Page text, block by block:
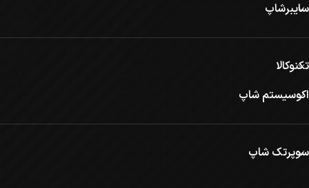
سایبرشاپ
تکنوکالا
اکوسیستم شاپ
سوپرتک شاپ